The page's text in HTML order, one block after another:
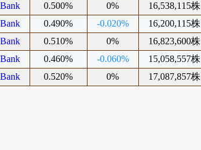
0.500% 0% 16,538,115株
0.490% -0.020% 16,200,115株
0.510% 0% 16,823,600株
0.460% -0.060% 15,058,557株
0.520% 0% 17,087,857株